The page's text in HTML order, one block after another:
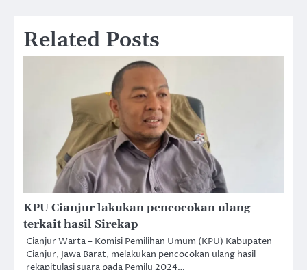
Related Posts
KPU Cianjur lakukan pencocokan ulang
terkait hasil Sirekap
Cianjur Warta – Komisi Pemilihan Umum (KPU) Kabupaten
Cianjur, Jawa Barat, melakukan pencocokan ulang hasil
rekapitulasi suara pada Pemilu 2024…